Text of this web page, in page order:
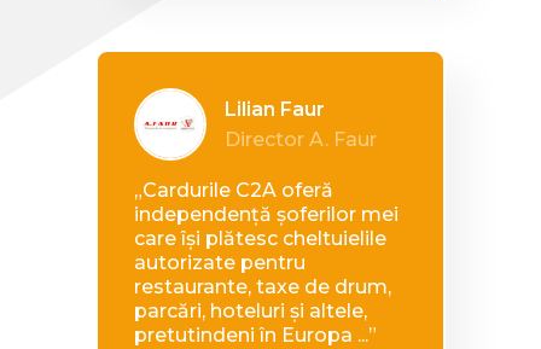
Lilian Faur
Director A. Faur
„Cardurile C2A oferă
independență șoferilor mei
care își plătesc cheltuielile
autorizate pentru
restaurante, taxe de drum,
parcări, hoteluri și altele,
pretutindeni în Europa ...”